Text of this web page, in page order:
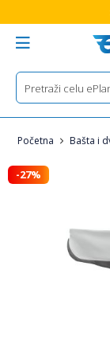
Početna Bašta i
-27%